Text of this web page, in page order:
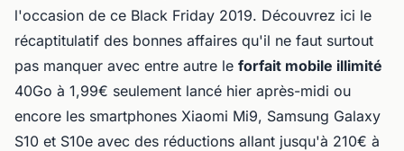
l'occasion de ce Black Friday 2019. Découvrez ici le
récaptitulatif des bonnes affaires qu'il ne faut surtout
pas manquer avec entre autre le forfait mobile illimité
40Go à 1,99€ seulement lancé hier après-midi ou
encore les smartphones Xiaomi Mi9, Samsung Galaxy
S10 et S10e avec des réductions allant jusqu'à 210€ à